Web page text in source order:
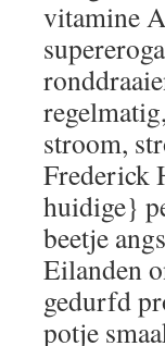
vitamine
stroom,
Frederick
huidige}
beetje
Eilanden
gedurfd
potje